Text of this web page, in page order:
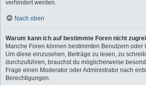
verhindert werden.
Nach oben
Warum kann ich auf bestimmte Foren nicht
Manche Foren können bestimmten Benutzern
Um diese einzusehen, Beiträge zu lesen, zu
durchzuführen, brauchst du möglicherweise
Frage einen Moderator oder Administrator nach
Berechtigungen.